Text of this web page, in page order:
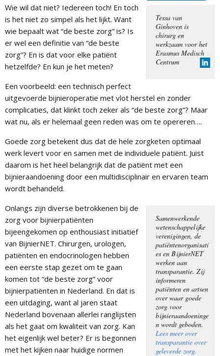
Tessa van
Ginhoven is
chirurg en
werkzaam voor het
Erasmus Medisch
Centrum
Wie wil dat niet? Iedereen toch! En toch
is het niet zo simpel als het lijkt. Want
wie bepaalt wat “de beste zorg” is? Is
er wel een definitie van “de beste
zorg”? En is dat voor elke patiënt
hetzelfde? En kun je het meten?
Een voorbeeld: een technisch perfect
uitgevoerde bijnieroperatie met vlot herstel en zonder
complicaties, dat klinkt toch zeker als “de beste zorg”? Maar
wat nu, als er helemaal geen reden was om te opereren….
Goede zorg betekent dus dat de hele zorgketen optimaal
werk levert voor en samen met de individuele patiënt. Juist
daarom is het heel belangrijk dat de patiënt met een
bijnieraandoening door een multidisciplinair en ervaren team
wordt behandeld.
Samenwerkende
wetenschappelijke
verenigingen, de
patiëntenorganisati
es en BijnierNET
werken aan
transparantie. Zij
informeren
patiënten en artsen
over waar goede
zorg voor
bijnieraandoeninge
n wordt geboden.
Lees meer over
transparantie over
geleverde zorg.
Onlangs zijn diverse betrokkenen bij de
zorg voor bijnierpatiënten
bijeengekomen op enthousiast initiatief
van BijnierNET. Chirurgen, urologen,
patiënten en endocrinologen hebben
een eerste stap gezet om te gaan
komen tot “de beste zorg” voor
bijnierpatiënten in Nederland. En dat is
een uitdaging, want al jaren staat
Nederland bovenaan allerlei ranglijsten
als het gaat om kwaliteit van zorg. Kan
het eigenlijk wel beter? Er is begonnen
met het kijken naar huidige normen